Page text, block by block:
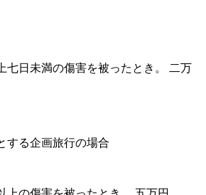
七日未満の傷害を被ったとき。 二万
する企画旅行の場合